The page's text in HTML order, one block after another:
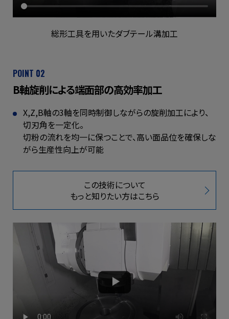
総形工具を用いたダブテール溝加工
POINT 02
B軸旋削による端面部の高効率加工
X,Z,B軸の3軸を同時制御しながらの旋削加工により、
切刃角を一定化。
切粉の流れを均一に保つことで、高い面品位を確保しな
がら生産性向上が可能
この技術について
もっと知りたい方はこちら